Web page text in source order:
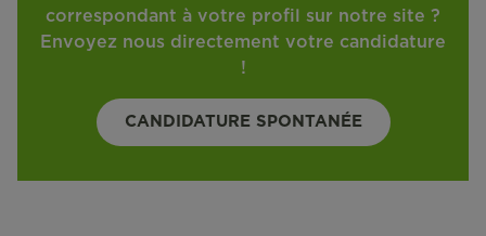
correspondant à votre profil sur notre site ?
Envoyez nous directement votre candidature
!
CANDIDATURE SPONTANÉE